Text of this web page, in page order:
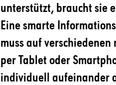
unterstützt, braucht sie
Eine smarte
muss auf
per Tablet oder
individuell aufeinander